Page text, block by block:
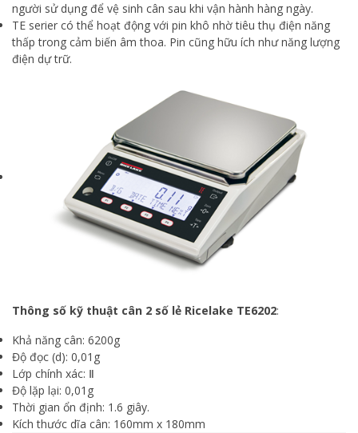
người sử dụng để vệ sinh cân sau khi vận hành hàng ngày.
TE serier có thể hoạt động với pin khô nhờ tiêu thụ điện năng
thấp trong cảm biến âm thoa. Pin cũng hữu ích như năng lượng
điện dự trữ.
Thông số kỹ thuật cân 2 số lẻ Ricelake TE6202:
Khả năng cân: 6200g
Độ đọc (d): 0,01g
Lớp chính xác: Ⅱ
Độ lặp lại: 0,01g
Thời gian ổn định: 1.6 giây.
Kích thước dĩa cân: 160mm x 180mm